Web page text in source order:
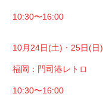
10:30〜16:00
10月24日(土)・25日(日)
福岡：門司港レトロ
10:30〜16:00